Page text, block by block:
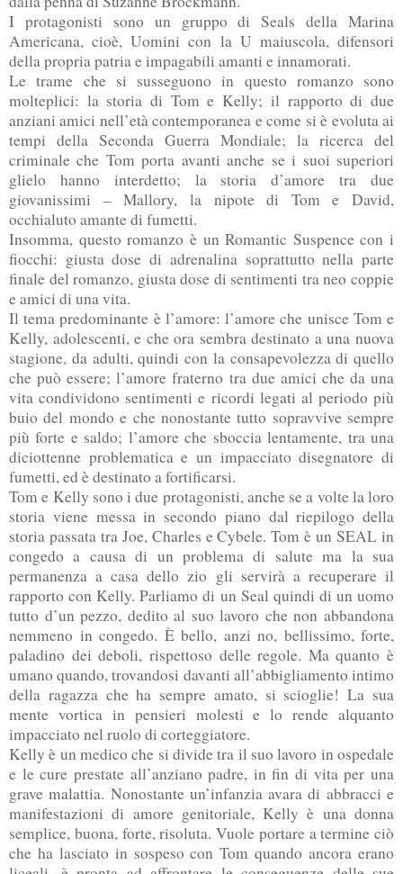
I protagonisti sono un gruppo di Seals della Marina
Americana, cioè, Uomini con la U maiuscola, difensori
della propria patria e impagabili amanti e innamorati.
Le trame che si susseguono in questo romanzo sono
molteplici: la storia di Tom e Kelly; il rapporto di due
anziani amici nell’età contemporanea e come si è evoluta ai
tempi della Seconda Guerra Mondiale; la ricerca del
criminale che Tom porta avanti anche se i suoi superiori
glielo hanno interdetto; la storia d’amore tra due
giovanissimi – Mallory, la nipote di Tom e David,
occhialuto amante di fumetti.
Insomma, questo romanzo è un Romantic Suspence con i
fiocchi: giusta dose di adrenalina soprattutto nella parte
finale del romanzo, giusta dose di sentimenti tra neo coppie
e amici di una vita.
Il tema predominante è l’amore: l’amore che unisce Tom e
Kelly, adolescenti, e che ora sembra destinato a una nuova
stagione, da adulti, quindi con la consapevolezza di quello
che può essere; l’amore fraterno tra due amici che da una
vita condividono sentimenti e ricordi legati al periodo più
buio del mondo e che nonostante tutto sopravvive sempre
più forte e saldo; l’amore che sboccia lentamente, tra una
diciottenne problematica e un impacciato disegnatore di
fumetti, ed è destinato a fortificarsi.
Tom e Kelly sono i due protagonisti, anche se a volte la loro
storia viene messa in secondo piano dal riepilogo della
storia passata tra Joe, Charles e Cybele. Tom è un SEAL in
congedo a causa di un problema di salute ma la sua
permanenza a casa dello zio gli servirà a recuperare il
rapporto con Kelly. Parliamo di un Seal quindi di un uomo
tutto d’un pezzo, dedito al suo lavoro che non abbandona
nemmeno in congedo. È bello, anzi no, bellissimo, forte,
paladino dei deboli, rispettoso delle regole. Ma quanto è
umano quando, trovandosi davanti all’abbigliamento intimo
della ragazza che ha sempre amato, si scioglie! La sua
mente vortica in pensieri molesti e lo rende alquanto
impacciato nel ruolo di corteggiatore.
Kelly è un medico che si divide tra il suo lavoro in ospedale
e le cure prestate all’anziano padre, in fin di vita per una
grave malattia. Nonostante un’infanzia avara di abbracci e
manifestazioni di amore genitoriale, Kelly è una donna
semplice, buona, forte, risoluta. Vuole portare a termine ciò
che ha lasciato in sospeso con Tom quando ancora erano